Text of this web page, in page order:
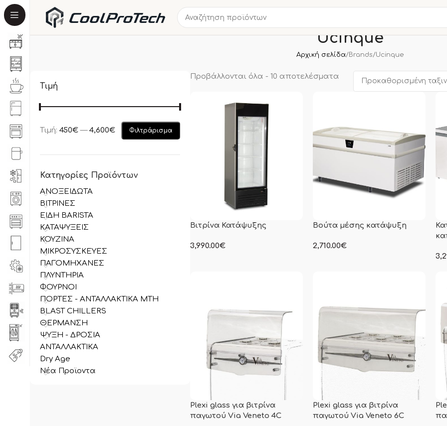
Ucinque
Αρχική σελίδα Brands Ucinque
Τιμή
Φιλτράρισμα
Τιμή: 450€—4,600€
Κατηγορίες Προϊόντων
ΑΝΟΞΕΙΔΩΤΑ
ΒΙΤΡΙΝΕΣ
ΕΙΔΗ BARISTA
ΚΑΤΑΨΥΞΕΙΣ
ΚΟΥΖΙΝΑ
ΜΙΚΡΟΣΥΣΚΕΥΕΣ
ΠΑΓΟΜΗΧΑΝΕΣ
ΠΛΥΝΤΗΡΙΑ
ΦΟΥΡΝΟΙ
ΠΟΡΤΕΣ - ΑΝΤΑΛΛΑΚΤΙΚΑ MTH
BLAST CHILLERS
ΘΕΡΜΑΝΣΗ
ΨΥΞΗ - ΔΡΟΣΙΑ
ΑΝΤΑΛΛΑΚΤΙΚΑ
Dry Age
Νέα Προϊοντα
Προβάλλονται όλα - 10 αποτελέσματα
Βιτρίνα Κατάψυξης
3,990.00€
Βούτα μέσης κατάψυξη
2,710.00€
Plexi glass για βιτρίνα
παγωτού Via Veneto 4C
Plexi glass για βιτρίνα
παγωτού Via Veneto 6C